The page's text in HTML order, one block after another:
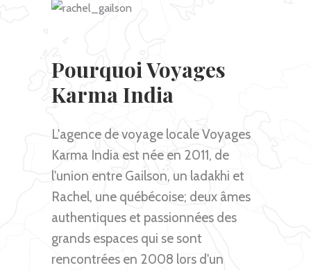
Pourquoi Voyages
Karma India
L'agence de voyage locale Voyages
Karma India est née en 2011, de
l'union entre Gailson, un ladakhi et
Rachel, une québécoise; deux âmes
authentiques et passionnées des
grands espaces qui se sont
rencontrées en 2008 lors d'un